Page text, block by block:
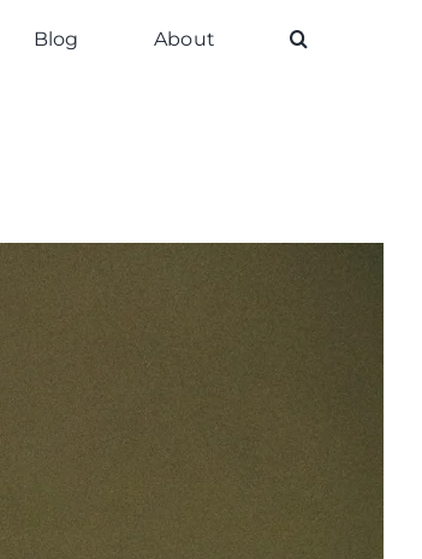
Blog About